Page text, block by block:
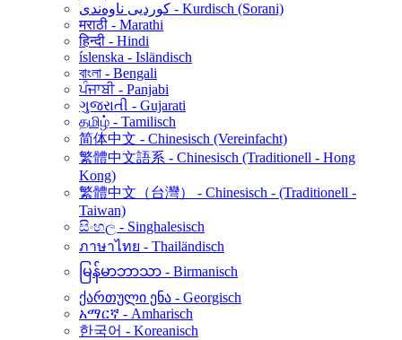
کوردیی ناوەندی - Kurdisch (Sorani)
मराठी - Marathi
हिन्दी - Hindi
íslenska - Isländisch
বাংলা - Bengali
ਪੰਜਾਬੀ - Panjabi
ગુજરાતી - Gujarati
தமிழ் - Tamilisch
简体中文 - Chinesisch (Vereinfacht)
繁體中文語系 - Chinesisch (Traditionell - Hong
Kong)
繁體中文（台灣） - Chinesisch - (Traditionell -
Taiwan)
සිංහල - Singhalesisch
ภาษาไทย - Thailändisch
မြန်မာဘာသာ - Birmanisch
ქართული ენა - Georgisch
አማርኛ - Amharisch
한국어 - Koreanisch